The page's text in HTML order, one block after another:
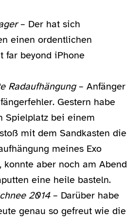
– Der hat sich
einen ordentlichen
far beyond iPhone
Radaufhängung– Anfänger
Gestern habe
Spielplatz bei einem
mit dem Sandkasten die
meines Exo
konnte aber noch am Abend
eine heile basteln.
2014– Darüber habe
genau so gefreut wie die